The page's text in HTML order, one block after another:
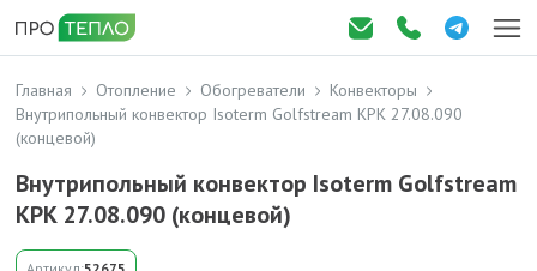
Главная Отопление Обогреватели
Конвекторы
Внутрипольный конвектор Isoterm Golfstream КРК 27.08.090
(концевой)
Внутрипольный конвектор Isoterm Golfstream
КРК 27.08.090 (концевой)